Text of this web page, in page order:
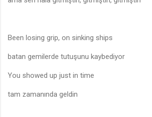
Been losing grip, on sinking ships
batan gemilerde tutuşunu kaybediyor
You showed up just in time
tam zamanında geldin